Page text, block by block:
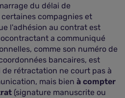
du délai de
compagnies et
l'adhésion au contrat est
a communiqué
comme son numéro de
bancaires, est
de rétractation ne court pas à
mais bien à compter
(signature manuscrite ou